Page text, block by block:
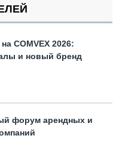
COMVEX 2026:
и новый бренд
форум арендных и